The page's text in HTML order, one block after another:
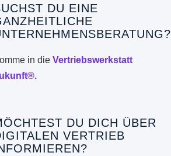
DU EINE
in die Vertriebswerkstatt
DU DICH ÜBER
VERTRIEB